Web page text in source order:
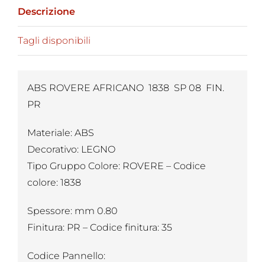
Descrizione
Tagli disponibili
ABS ROVERE AFRICANO 1838 SP 08 FIN.
PR
Materiale: ABS
Decorativo: LEGNO
Tipo Gruppo Colore: ROVERE – Codice
colore: 1838
Spessore: mm 0.80
Finitura: PR – Codice finitura: 35
Codice Pannello: